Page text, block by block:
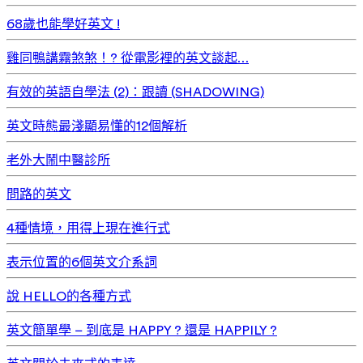
68歲也能學好英文 !
雞同鴨講霧煞煞！? 從電影裡的英文談起…
有效的英語自學法 (2)：跟讀 (SHADOWING)
英文時態最淺顯易懂的12個解析
老外大鬧中醫診所
問路的英文
4種情境，用得上現在進行式
表示位置的6個英文介系詞
說 HELLO的各種方式
英文簡單學 – 到底是 HAPPY ? 還是 HAPPILY ?